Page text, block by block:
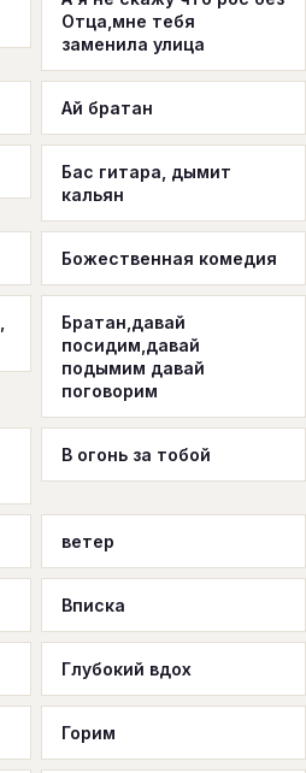
Отца,мне тебя
заменила улица
Ай братан
Бас гитара, дымит
кальян
Божественная комедия
Братан,давай
посидим,давай
подымим давай
поговорим
В огонь за тобой
ветер
Вписка
Глубокий вдох
Горим